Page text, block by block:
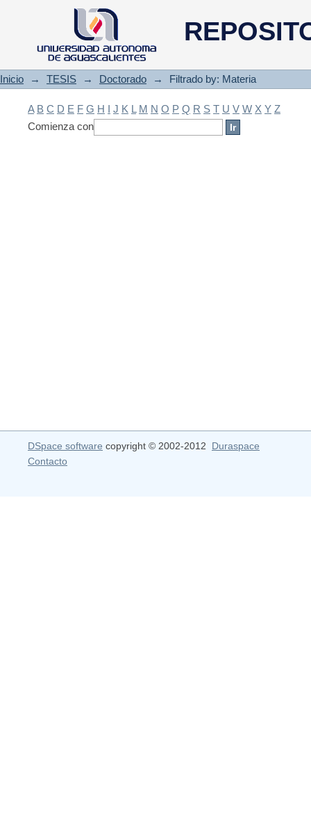
Filtrado by: Materia
Inicio → TESIS → Doctorado → Filtrado by: Materia
A B C D E F G H I J K L M N O P Q R S T U V W X Y Z
Comienza con
DSpace software copyright © 2002-2012 Duraspace
Contacto